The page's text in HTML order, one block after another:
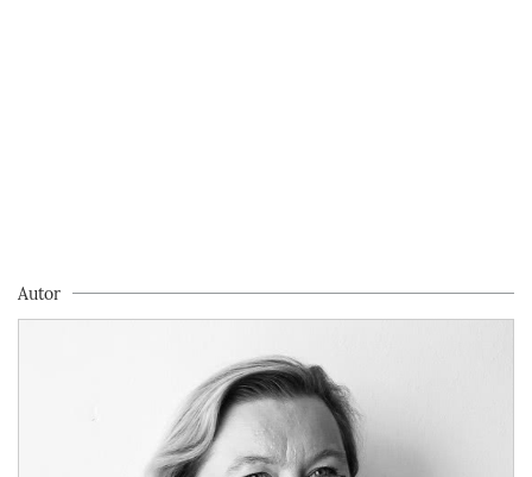
Autor